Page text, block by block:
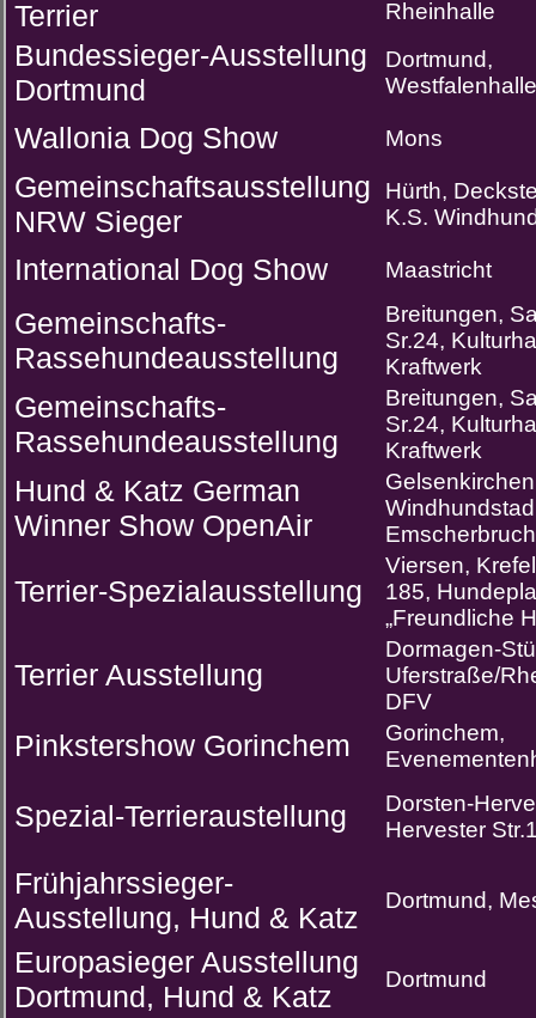
Terrier Rheinhalle
Bundessieger-Ausstellung
Dortmund
Dortmund,
Wallonia Dog Show Mons
Gemeinschaftsausstellung
NRW Sieger
Hürth,
K.S.
International Dog Show Maastricht
Gemeinschafts-
Rassehundeausstellung
Breitungen,
Sr.24,
Kraftwerk
Gemeinschafts-
Rassehundeausstellung
Breitungen,
Sr.24,
Kraftwerk
Hund & Katz German
Winner Show OpenAir
Emscherbruch
Terrier-Spezialausstellung
Viersen,
185,
„Freundliche
Terrier Ausstellung
Dormagen-
Uferstraße/
DFV
Pinkstershow Gorinchem
Gorinchem,
Spezial-Terrieraustellung
Dorsten-
Hervester
Frühjahrssieger-
Ausstellung, Hund & Katz
Dortmund,
Europasieger Ausstellung
Dortmund, Hund & Katz
Dortmund